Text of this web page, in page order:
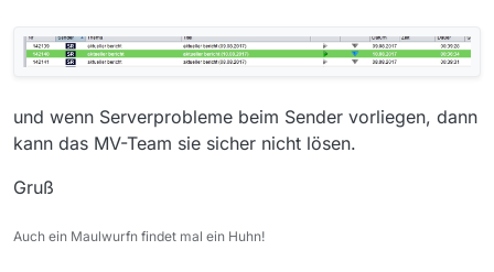
https://www.sr-mediathek.de/index.php?
seite=7&id=53307
http://www.ardmediathek.de/tv/aktueller-
Fernsehen/Video?
bcastId=743232&documentId=45113822
Welches Betriebssystem wird verwendet?
Windwos 10
Welche Mediathekview-Version wird
und wenn Serverprobleme beim Sender vorliegen, dann
kann das MV-Team sie sicher nicht lösen.
Gruß
Auch ein Maulwurfn findet mal ein Huhn!